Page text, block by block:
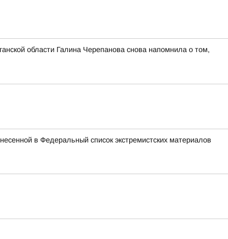
области Галина Черепанова снова напомнила о том,
в Федеральный список экстремистских материалов